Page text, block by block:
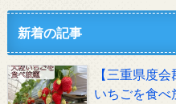
新着の記事
【三重県度
いちごを食べ